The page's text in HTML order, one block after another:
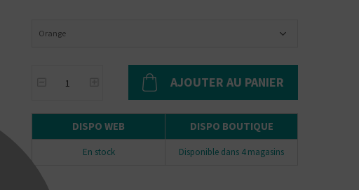
Orange
AJOUTER AU PANIER
DISPO WEB DISPO BOUTIQUE
En stock Disponible dans 4 magasins